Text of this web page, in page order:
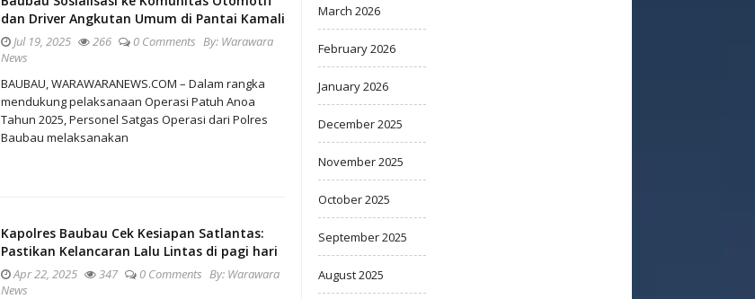
dan Driver Angkutan Umum di Pantai Kamali
Jul 19, 2025 266 0 Comments By: Warawara
News
BAUBAU, WARAWARANEWS.COM – Dalam rangka
mendukung pelaksanaan Operasi Patuh Anoa
Tahun 2025, Personel Satgas Operasi dari Polres
Baubau melaksanakan
Kapolres Baubau Cek Kesiapan Satlantas:
Pastikan Kelancaran Lalu Lintas di pagi hari
Apr 22, 2025 347 0 Comments By: Warawara
News
March 2026
February 2026
January 2026
December 2025
November 2025
October 2025
September 2025
August 2025